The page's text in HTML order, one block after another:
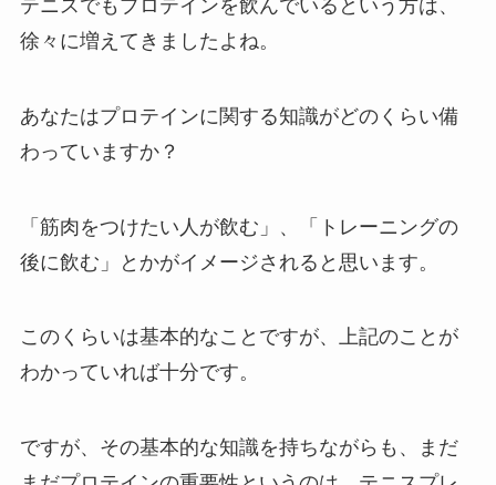
テニスでもプロテインを飲んでいるという方は、
徐々に増えてきましたよね。
あなたはプロテインに関する知識がどのくらい備
わっていますか？
「筋肉をつけたい人が飲む」、「トレーニングの
後に飲む」とかがイメージされると思います。
このくらいは基本的なことですが、上記のことが
わかっていれば十分です。
ですが、その基本的な知識を持ちながらも、まだ